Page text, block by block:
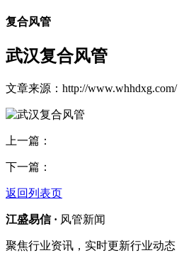
复合风管
武汉复合风管
文章来源：http://www.whhdxg.com/
上一篇：
下一篇：
返回列表页
江盛易信 · 风管新闻
聚焦行业资讯，实时更新行业动态